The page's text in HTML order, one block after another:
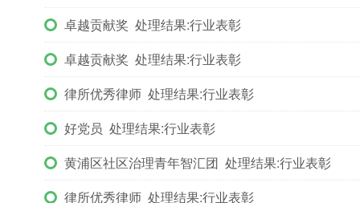
卓越贡献奖 处理结果:行业表彰
卓越贡献奖 处理结果:行业表彰
律所优秀律师 处理结果:行业表彰
好党员 处理结果:行业表彰
黄浦区社区治理青年智汇团 处理结果:行业表彰
律所优秀律师 处理结果:行业表彰